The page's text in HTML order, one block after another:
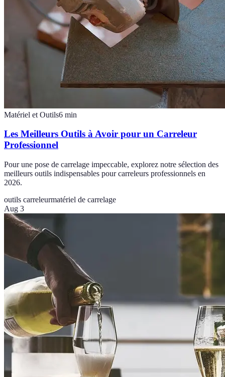
Matériel et Outils6 min
Les Meilleurs Outils à Avoir pour un Carreleur
Professionnel
Pour une pose de carrelage impeccable, explorez notre sélection des
meilleurs outils indispensables pour carreleurs professionnels en
2026.
outils carreleurmatériel de carrelage
Aug 3